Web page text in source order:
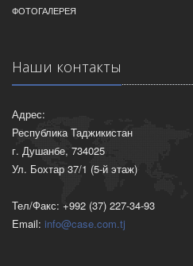
ФОТОГАЛЕРЕЯ
Наши контакты
Адрес:
Республика Таджикистан
г. Душанбе, 734025
Ул. Бохтар 37/1 (5-й этаж)
Тел/Факс: +992 (37) 227-34-93
Email: info@case.com.tj